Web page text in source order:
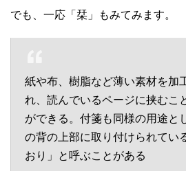
でも、一応「栞」もみてみます。
紙や布、樹脂など薄い素材を加
れ、読んでいるページに挟むこ
ができる。付箋も同様の用途と
の背の上部に取り付けられてい
おり」と呼ぶことがある